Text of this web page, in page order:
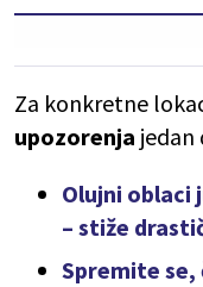
Za konkretne
upozorenja jedan
Olujni oblaci
– stiže
Spremite se,